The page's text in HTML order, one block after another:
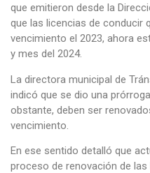
que emitieron desde la
que las licencias de conducir
vencimiento el 2023, ahora
y mes del 2024.
La directora municipal de
indicó que se dio una
obstante, deben ser
vencimiento.
En ese sentido detalló que
proceso de renovación de